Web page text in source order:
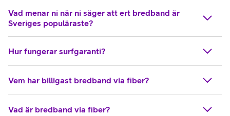
Vad menar ni när ni säger att ert bredband är
Sveriges populäraste?
Hur fungerar surfgaranti?
Vem har billigast bredband via fiber?
Vad är bredband via fiber?